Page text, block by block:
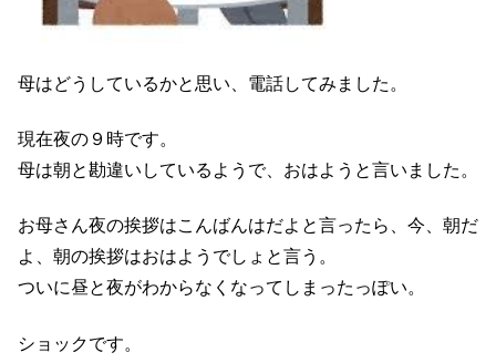
母はどうしているかと思い、電話してみました。
現在夜の９時です。
母は朝と勘違いしているようで、おはようと言いました。
お母さん夜の挨拶はこんばんはだよと言ったら、今、朝だ
よ、朝の挨拶はおはようでしょと言う。
ついに昼と夜がわからなくなってしまったっぽい。
ショックです。